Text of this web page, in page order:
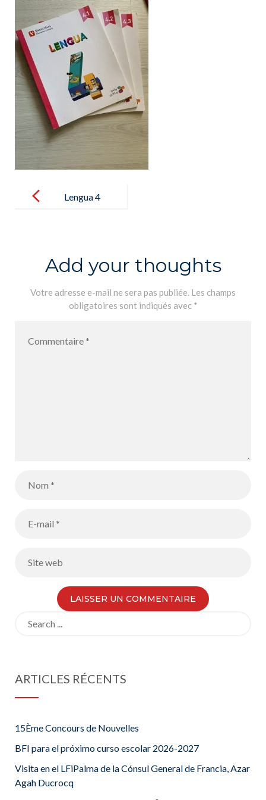
navigation
Lengua 4
Add your thoughts
Votre adresse e-mail ne sera pas publiée. Les champs
obligatoires sont indiqués avec *
ARTICLES RÉCENTS
15Ème Concours de Nouvelles
BFI para el próximo curso escolar 2026-2027
Visita en el LFiPalma de la Cónsul General de Francia, Azar
Agah Ducrocq